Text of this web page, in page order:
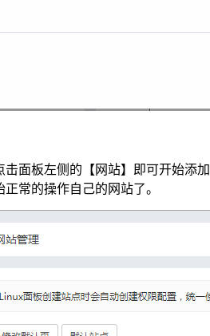
击面板左侧的【网站】即可开始添
常的操作自己的网站了。